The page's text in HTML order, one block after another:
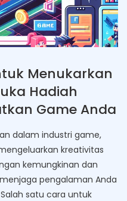
Menukarkan
Hadiah
Game Anda
dalam industri game,
kreativitas
kemungkinan dan
pengalaman Anda
satu cara untuk